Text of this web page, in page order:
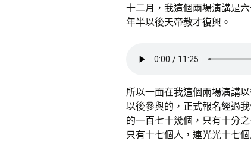
十二月，我這個兩場演講是
年半以後天帝教才復興。
所以一面在我這個兩場演講
以後參與的，正式報名經過
的一百七十幾個，只有十分
只有十七個人，連光光十七